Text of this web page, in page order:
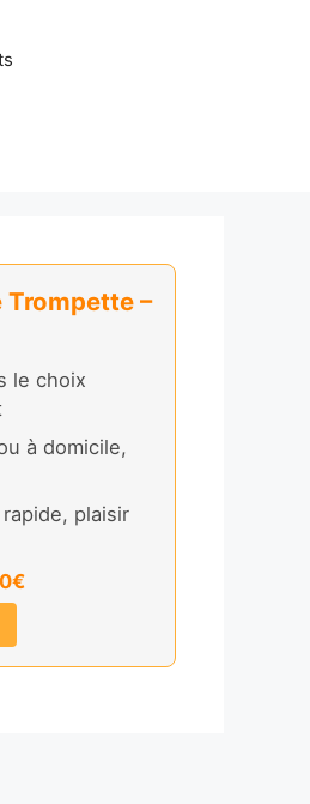
Trompette –
le choix
à domicile,
plaisir